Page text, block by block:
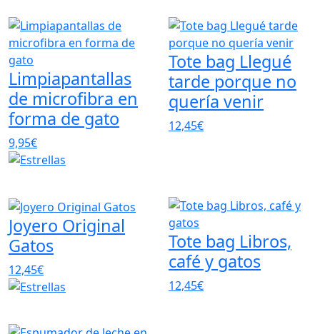
Limpiapantallas
de microfibra en
forma de gato
9,95€
Tote bag Llegué
tarde porque no
quería venir
12,45€
Joyero Original
Gatos
12,45€
Tote bag Libros,
café y gatos
12,45€